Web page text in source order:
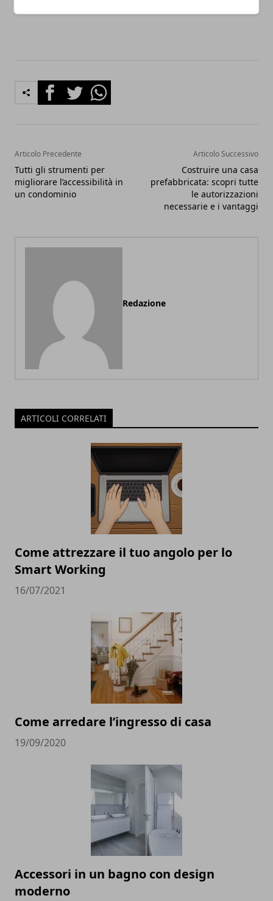
FacebookTwitterWhatsapp
Articolo Precedente
Tutti gli strumenti per
migliorare l’accessibilità in
un condominio
Articolo Successivo
Costruire una casa
prefabbricata: scopri tutte
le autorizzazioni
necessarie e i vantaggi
Redazione
ARTICOLI CORRELATI
Come attrezzare il tuo angolo per lo
Smart Working
16/07/2021
Come arredare l’ingresso di casa
19/09/2020
Accessori in un bagno con design
moderno